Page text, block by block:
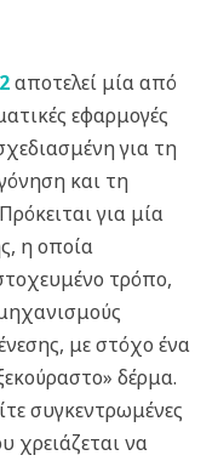
αποτελεί μία από
εφαρμογές
για τη
και τη
για μία
η οποία
τρόπο,
με στόχο ένα
δέρμα.
συγκεντρωμένες
χρειάζεται να